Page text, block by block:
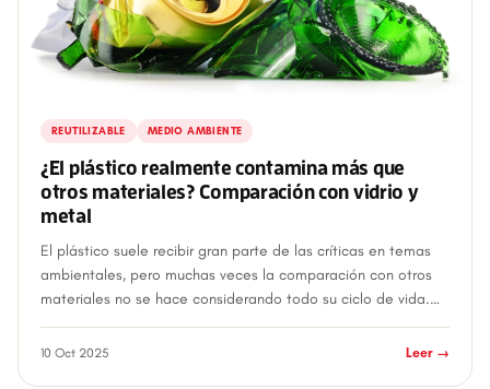
REUTILIZABLE MEDIO AMBIENTE
¿El plástico realmente contamina más que
otros materiales? Comparación con vidrio y
metal
El plástico suele recibir gran parte de las críticas en temas
ambientales, pero muchas veces la comparación con otros
materiales no se hace considerando todo su ciclo de vida.
Analizar la producción,...
10 Oct 2025 Leer →